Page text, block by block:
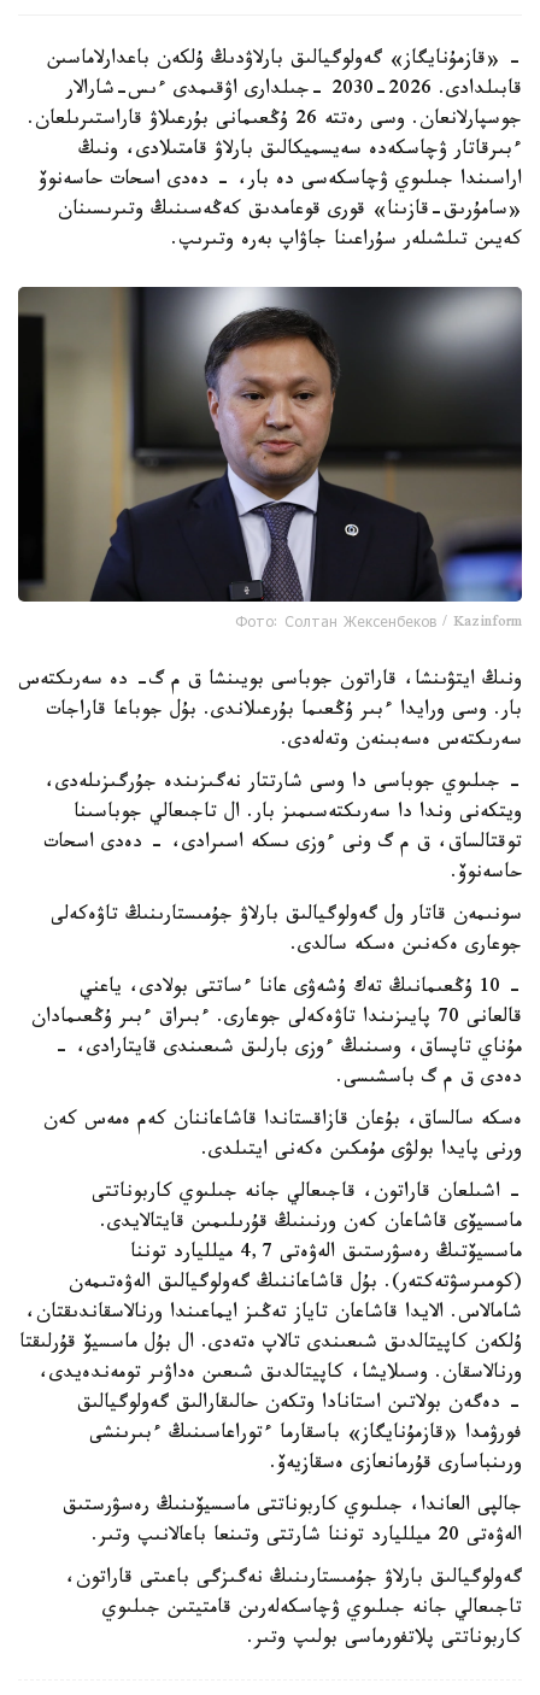
- «قازمۇنايگاز» گەولوگيالىق بارلاۋدىڭ ۇلكەن باعدارلاماسىن
قابىلدادى. 2026-2030 -جىلدارى اۋقىمدى ءىس-شارالار
جوسپارلانعان. وسى رەتتە 26 ۇڭعىمانى بۇرعىلاۋ قاراستىرىلعان.
ءبىرقاتار ۋچاسكەدە سەيسميكالىق بارلاۋ قامتىلادى، ونىڭ
اراسىندا جىلىوي ۋچاسكەسى دە بار، - دەدى اسحات حاسەنوۆ
«سامۇرىق-قازىنا» قورى قوعامدىق كەڭەسىنىڭ وتىرىسىنان
كەيىن تىلشىلەر سۇراعىنا جاۋاپ بەرە وتىرىپ.
Фото: Солтан Жексенбеков / Kazinform
ونىڭ ايتۋىنشا، قاراتون جوباسى بويىنشا ق م گ- دە سەرىكتەس
بار. وسى ورايدا ءبىر ۇڭعىما بۇرعىلاندى. بۇل جوباعا قاراجات
سەرىكتەس ەسەبىنەن وتەلەدى.
- جىلىوي جوباسى دا وسى شارتتار نەگىزىندە جۇرگىزىلەدى،
ويتكەنى وندا دا سەرىكتەسىمىز بار. ال تاجىعالي جوباسىنا
توقتالساق، ق م گ ونى ءوزى ىسكە اسىرادى، - دەدى اسحات
حاسەنوۆ.
سونىمەن قاتار ول گەولوگيالىق بارلاۋ جۇمىستارىنىڭ تاۋەكەلى
جوعارى ەكەنىن ەسكە سالدى.
- 10 ۇڭعىمانىڭ تەك ۇشەۋى عانا ءساتتى بولادى، ياعني
قالعانى 70 پايىزىندا تاۋەكەلى جوعارى. ءبىراق ءبىر ۇڭعىمادان
مۇناي تاپساق، وسىنىڭ ءوزى بارلىق شىعىندى قايتارادى، -
دەدى ق م گ باسشىسى.
ەسكە سالساق، بۇعان قازاقستاندا قاشاعاننان كەم ەمەس كەن
ورنى پايدا بولۋى مۇمكىن ەكەنى ايتىلدى.
- اشىلعان قاراتون، قاجىعالي جانە جىلىوي كاربوناتتى
ماسسيۆى قاشاعان كەن ورنىنىڭ قۇرىلىمىن قايتالايدى.
ماسسيۆتىڭ رەسۋرستىق الەۋەتى 4,7 ميلليارد توننا
(كومىرسۋتەكتەر). بۇل قاشاعاننىڭ گەولوگيالىق الەۋەتىمەن
شامالاس. الايدا قاشاعان تاياز تەڭىز ايماعىندا ورنالاسقاندىقتان،
ۇلكەن كاپيتالدىق شىعىندى تالاپ ەتەدى. ال بۇل ماسسيۆ قۇرلىقتا
ورنالاسقان. وسىلايشا، كاپيتالدىق شىعىن ەداۋىر تومەندەيدى،
- دەگەن بولاتىن استانادا وتكەن حالىقارالىق گەولوگيالىق
فورۋمدا «قازمۇنايگاز» باسقارما ءتوراعاسىنىڭ ءبىرىنشى
ورىنباسارى قۇرمانعازى ەسقازيەۆ.
جالپى العاندا، جىلىوي كاربوناتتى ماسسيۆىنىڭ رەسۋرستىق
الەۋەتى 20 ميلليارد توننا شارتتى وتىنعا باعالانىپ وتىر.
گەولوگيالىق بارلاۋ جۇمىستارىنىڭ نەگىزگى باعىتى قاراتون،
تاجىعالي جانە جىلىوي ۋچاسكەلەرىن قامتيتىن جىلىوي
كاربوناتتى پلاتفورماسى بولىپ وتىر.